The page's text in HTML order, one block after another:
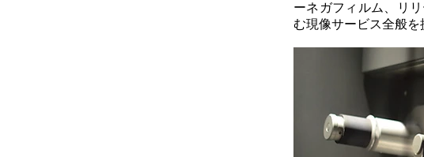
ーネガフィルム、リ
む現像サービス全般を